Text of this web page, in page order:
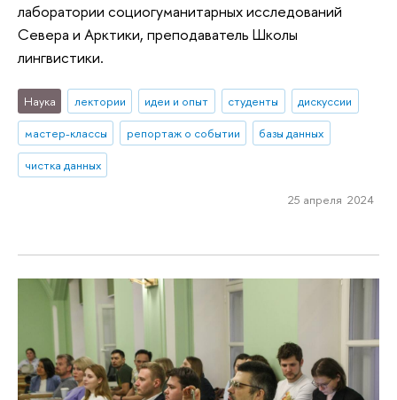
лаборатории социогуманитарных исследований
Севера и Арктики, преподаватель Школы
лингвистики.
Наука лектории идеи и опыт студенты
дискуссии
мастер-классы
репортаж о событии
базы данных
чистка данных
25 апреля 2024